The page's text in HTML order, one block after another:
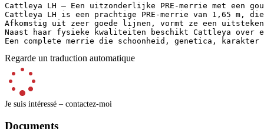
Cattleya LH – Een uitzonderlijke PRE-merrie met een
Cattleya LH is een prachtige PRE-merrie van 1,65 m,
Afkomstig uit zeer goede lijnen, vormt ze een
Naast haar fysieke kwaliteiten beschikt Cattleya over
Een complete merrie die schoonheid, genetica,
Regarde un traduction automatique
Je suis intéressé – contactez-moi
Documents